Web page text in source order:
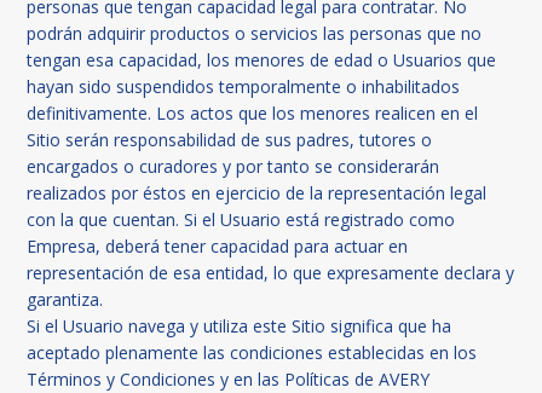
personas que tengan capacidad legal para contratar. No
podrán adquirir productos o servicios las personas que no
tengan esa capacidad, los menores de edad o Usuarios que
hayan sido suspendidos temporalmente o inhabilitados
definitivamente. Los actos que los menores realicen en el
Sitio serán responsabilidad de sus padres, tutores o
encargados o curadores y por tanto se considerarán
realizados por éstos en ejercicio de la representación legal
con la que cuentan. Si el Usuario está registrado como
Empresa, deberá tener capacidad para actuar en
representación de esa entidad, lo que expresamente declara y
garantiza.
Si el Usuario navega y utiliza este Sitio significa que ha
aceptado plenamente las condiciones establecidas en los
Términos y Condiciones y en las Políticas de AVERY